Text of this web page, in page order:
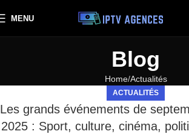
MENU
Blog
Home Actualités
ACTUALITÉS
Les grands événements de
2025 : Sport, culture, cinéma,